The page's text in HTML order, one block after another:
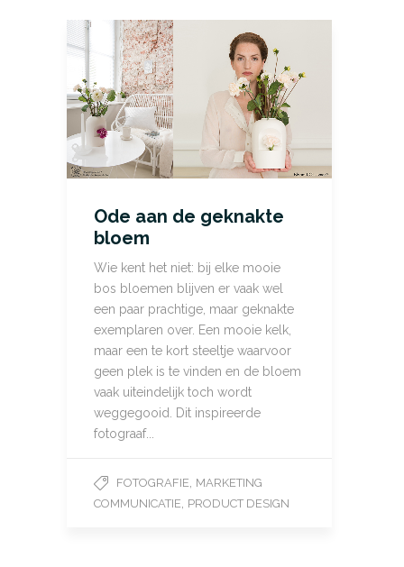
Ode aan de geknakte
bloem
Wie kent het niet: bij elke mooie
bos bloemen blijven er vaak wel
een paar prachtige, maar geknakte
exemplaren over. Een mooie kelk,
maar een te kort steeltje waarvoor
geen plek is te vinden en de bloem
vaak uiteindelijk toch wordt
weggegooid. Dit inspireerde
fotograaf...
FOTOGRAFIE, MARKETING
COMMUNICATIE, PRODUCT DESIGN